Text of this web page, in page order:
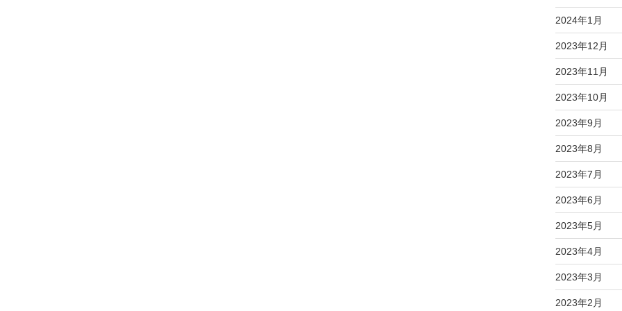
2024年1月
2023年12月
2023年11月
2023年10月
2023年9月
2023年8月
2023年7月
2023年6月
2023年5月
2023年4月
2023年3月
2023年2月